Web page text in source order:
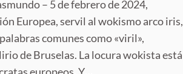
– 5 de febrero de 2024,
Europea, servil al wokismo arco iris,
comunes como «viril»,
de Bruselas. La locura wokista está